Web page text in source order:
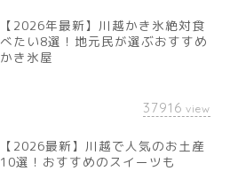
【2026年最新】川越かき氷絶対食
べたい8選！地元民が選ぶおすすめ
かき氷屋
37916 view
【2026最新】川越で人気のお土産
10選！おすすめのスイーツも